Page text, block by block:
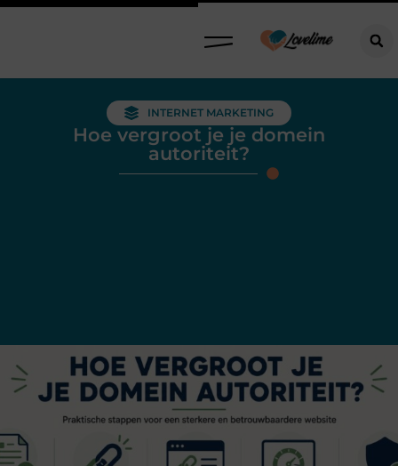
INTERNET MARKETING
Hoe vergroot je je domein
autoriteit?